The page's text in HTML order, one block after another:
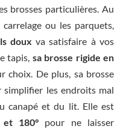
brosses particulières. Au
ou les parquets,
doux va satisfaire à vos
tapis, sa brosse rigide en
choix. De plus, sa brosse
les endroits mal
canapé et du lit. Elle est
180°pour ne laisser